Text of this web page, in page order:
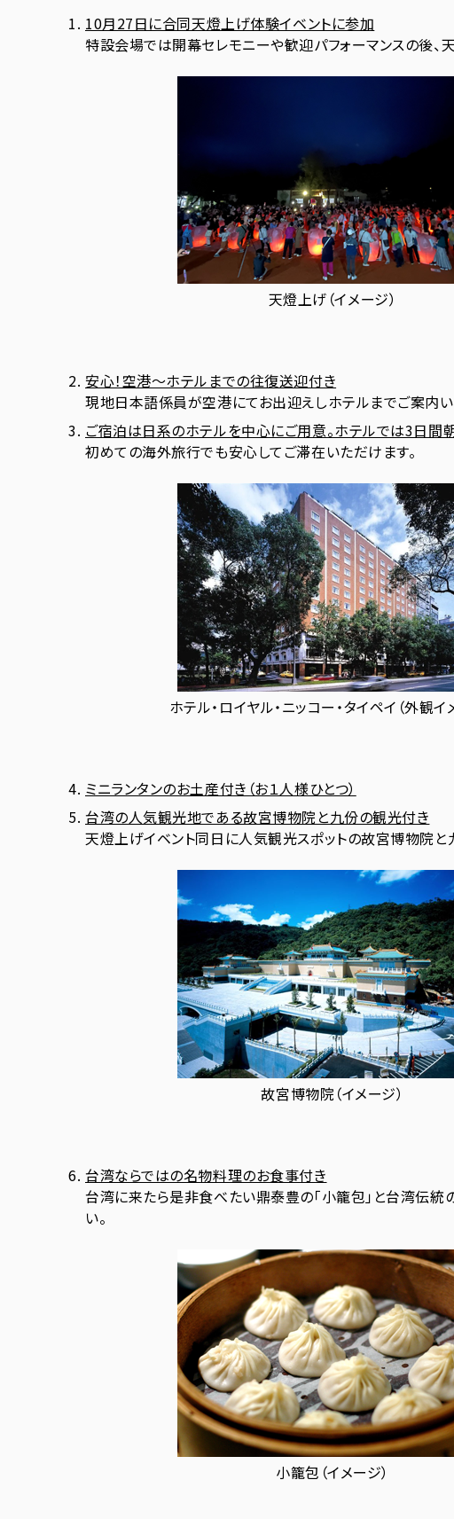
10月27日に合同天燈上げ体験イベントに参加
特設会場では開幕セレモニーや歓迎パフォーマンスの後
天燈上げ（イメージ）
安心！空港～ホテルまでの往復送迎付き
現地日本語係員が空港にてお出迎えしホテルまでご案内い
ご宿泊は日系のホテルを中心にご用意。ホテルでは3日間
初めての海外旅行でも安心してご滞在いただけます。
ホテル・ロイヤル・ニッコー・タイペイ（外観イ
ミニランタンのお土産付き（お１人様ひとつ）
台湾の人気観光地である故宮博物院と九份の観光付き
天燈上げイベント同日に人気観光スポットの故宮博物院と
故宮博物院（イメージ）
台湾ならではの名物料理のお食事付き
台湾に来たら是非食べたい鼎泰豊の「小籠包」と台湾伝統
い。
小籠包（イメージ）